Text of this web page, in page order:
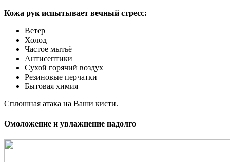
Кожа рук испытывает вечный стресс:
Ветер
Холод
Частое мытьё
Антисептики
Сухой горячий воздух
Резиновые перчатки
Бытовая химия
Сплошная атака на Ваши кисти.
Омоложение и увлажнение надолго